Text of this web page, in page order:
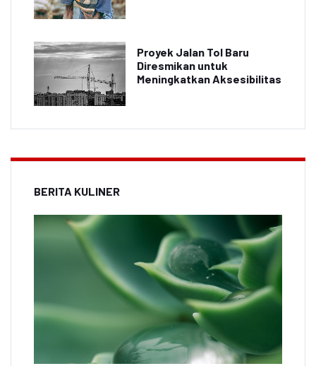
Proyek Jalan Tol Baru
Diresmikan untuk
Meningkatkan Aksesibilitas
BERITA KULINER